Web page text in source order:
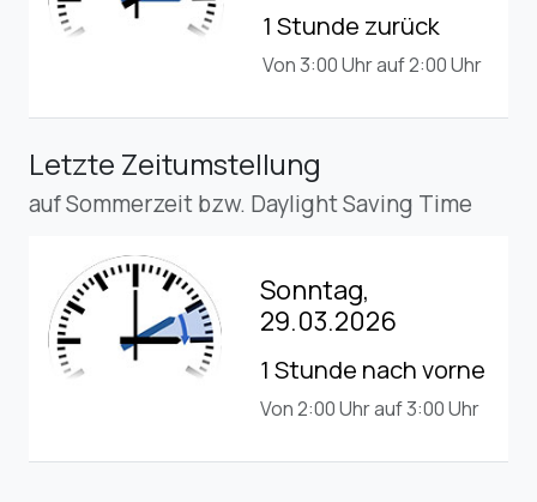
1 Stunde zurück
Von 3:00 Uhr auf 2:00 Uhr
Letzte Zeitumstellung
auf Sommerzeit bzw. Daylight Saving Time
Sonntag,
29.03.2026
1 Stunde nach vorne
Von 2:00 Uhr auf 3:00 Uhr